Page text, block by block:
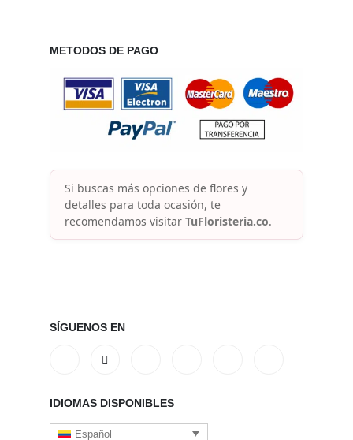
METODOS DE PAGO
Si buscas más opciones de flores y
detalles para toda ocasión, te
recomendamos visitar TuFloristeria.co.
SÍGUENOS EN
IDIOMAS DISPONIBLES
Español